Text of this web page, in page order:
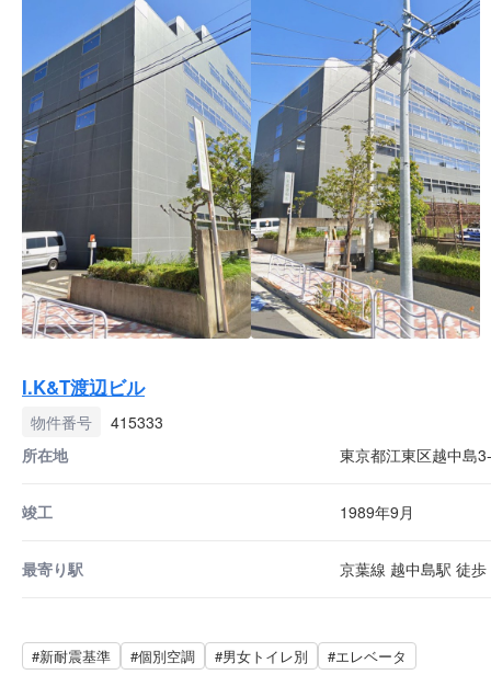
I.K&T渡辺ビル
物件番号
415333
所在地
東京都江東区越中島
竣工 1989年9月
最寄り駅 京葉線 越中島駅 徒
#新耐震基準 #個別空調 #男女トイレ別 #エレベータ